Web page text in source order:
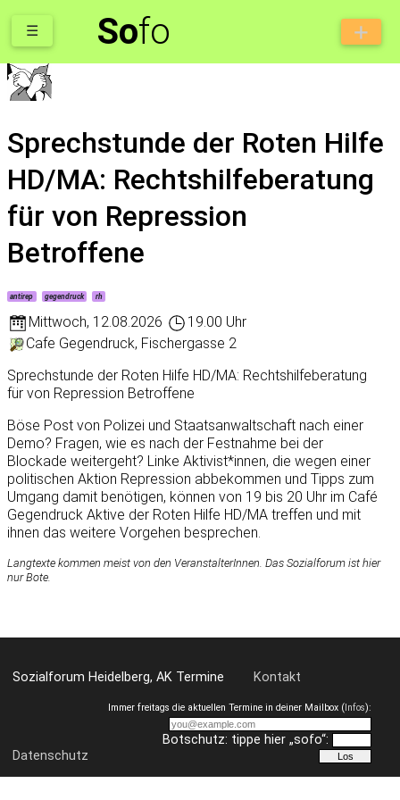
Sofo
☰
Sprechstunde der Roten Hilfe
HD/MA: Rechtshilfeberatung
für von Repression
Betroffene
antirep gegendruck rh
Mittwoch, 12.08.2026
19.00 Uhr
Cafe Gegendruck, Fischergasse 2
Sprechstunde der Roten Hilfe HD/MA: Rechtshilfeberatung
für von Repression Betroffene
Böse Post von Polizei und Staatsanwaltschaft nach einer
Demo? Fragen, wie es nach der Festnahme bei der
Blockade weitergeht? Linke Aktivist*innen, die wegen einer
politischen Aktion Repression abbekommen und Tipps zum
Umgang damit benötigen, können von 19 bis 20 Uhr im Café
Gegendruck Aktive der Roten Hilfe HD/MA treffen und mit
ihnen das weitere Vorgehen besprechen.
Langtexte kommen meist von den VeranstalterInnen. Das Sozialforum ist hier
nur Bote.
Sozialforum Heidelberg, AK Termine Kontakt
Datenschutz
Immer freitags die aktuellen Termine in deiner Mailbox (Infos):
Botschutz: tippe hier „sofo“: